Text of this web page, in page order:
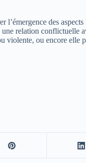
l’émergence des
relation conflictuelle
violente, ou encore elle